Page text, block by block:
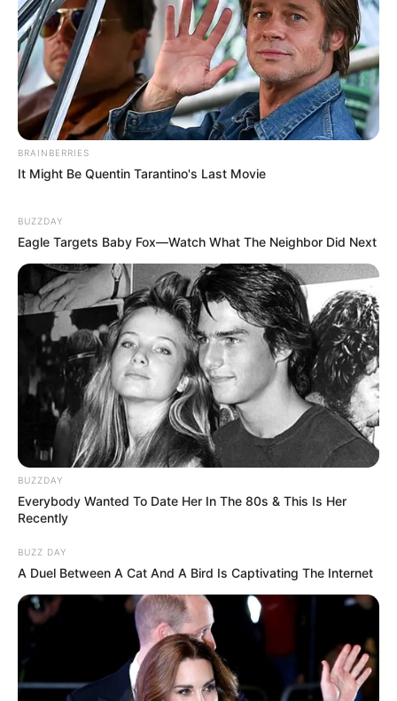
BRAINBERRIES
It Might Be Quentin Tarantino's Last Movie
BUZZDAY
Eagle Targets Baby Fox—Watch What The Neighbor Did Next
BUZZDAY
Everybody Wanted To Date Her In The 80s & This Is Her
Recently
BUZZ DAY
A Duel Between A Cat And A Bird Is Captivating The Internet